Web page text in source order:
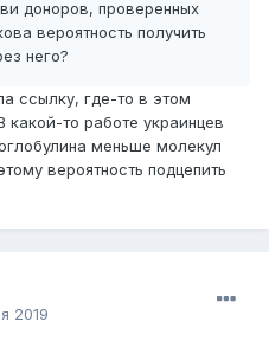
доноров, проверенных
вероятность получить
него?
ссылку, где-то в этом
то работе украинцев
меньше молекул
вероятность подцепить
2019